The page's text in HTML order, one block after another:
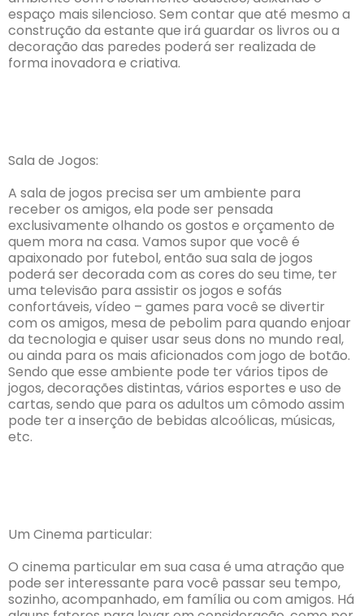
espaço mais silencioso. Sem contar que até mesmo a
construção da estante que irá guardar os livros ou a
decoração das paredes poderá ser realizada de
forma inovadora e criativa.
Sala de Jogos:
A sala de jogos precisa ser um ambiente para
receber os amigos, ela pode ser pensada
exclusivamente olhando os gostos e orçamento de
quem mora na casa. Vamos supor que você é
apaixonado por futebol, então sua sala de jogos
poderá ser decorada com as cores do seu time, ter
uma televisão para assistir os jogos e sofás
confortáveis, vídeo – games para você se divertir
com os amigos, mesa de pebolim para quando enjoar
da tecnologia e quiser usar seus dons no mundo real,
ou ainda para os mais aficionados com jogo de botão.
Sendo que esse ambiente pode ter vários tipos de
jogos, decorações distintas, vários esportes e uso de
cartas, sendo que para os adultos um cômodo assim
pode ter a inserção de bebidas alcoólicas, músicas,
etc.
Um Cinema particular:
O cinema particular em sua casa é uma atração que
pode ser interessante para você passar seu tempo,
sozinho, acompanhado, em família ou com amigos. Há